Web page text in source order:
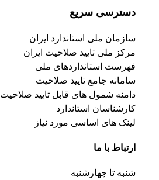
دسترسی سریع
سازمان ملی استاندارد ایران
مرکز ملی تایید صلاحیت ایران
فهرست استانداردهای ملی
سامانه جامع تایید صلاحیت
دامنه شمول های قابل تایید صلاحیت
کارشناسان استاندارد
لینک های اساسی مورد نیاز
ارتباط با ما
شنبه تا چهارشنبه